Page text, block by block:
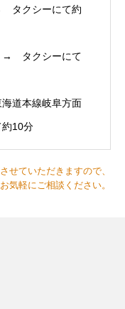
タクシーにて約
→ タクシーにて
道本線岐阜方面
10分
せていただきますので、
お気軽にご相談ください。